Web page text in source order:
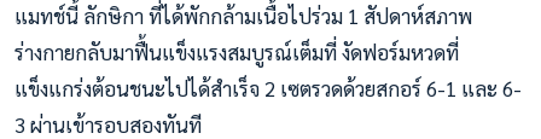
แมทช์นี้ ลักษิกา ที่ได้พักกล้ามเนื้อไปร่วม 1 สัปดาห์สภาพ
ร่างกายกลับมาฟื้นแข็งแรงสมบูรณ์เต็มที่ งัดฟอร์มหวดที่
แข็งแกร่งต้อนชนะไปได้สำเร็จ 2 เซตรวดด้วยสกอร์ 6-1 และ 6-
3 ผ่านเข้ารอบสองทันที